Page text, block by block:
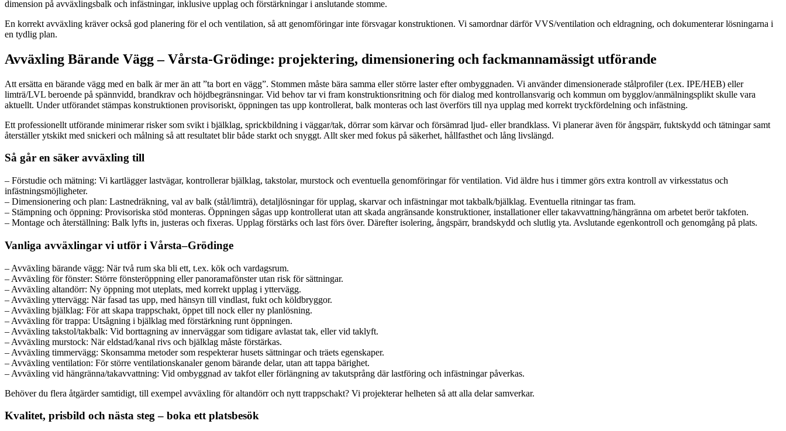
dimension på avväxlingsbalk och infästningar, inklusive upplag och förstärkningar i anslutande stomme.
En korrekt avväxling kräver också god planering för el och ventilation, så att genomföringar inte försvagar konstruktionen. Vi samordnar därför VVS/ventilation och eldragning, och dokumenterar lösningarna i
en tydlig plan.
Avväxling Bärande Vägg – Vårsta-Grödinge: projektering, dimensionering och fackmannamässigt utförande
Att ersätta en bärande vägg med en balk är mer än att ”ta bort en vägg”. Stommen måste bära samma eller större laster efter ombyggnaden. Vi använder dimensionerade stålprofiler (t.ex. IPE/HEB) eller
limträ/LVL beroende på spännvidd, brandkrav och höjdbegränsningar. Vid behov tar vi fram konstruktionsritning och för dialog med kontrollansvarig och kommun om bygglov/anmälningsplikt skulle vara
aktuellt. Under utförandet stämpas konstruktionen provisoriskt, öppningen tas upp kontrollerat, balk monteras och last överförs till nya upplag med korrekt tryckfördelning och infästning.
Ett professionellt utförande minimerar risker som svikt i bjälklag, sprickbildning i väggar/tak, dörrar som kärvar och försämrad ljud- eller brandklass. Vi planerar även för ångspärr, fuktskydd och tätningar samt
återställer ytskikt med snickeri och målning så att resultatet blir både starkt och snyggt. Allt sker med fokus på säkerhet, hållfasthet och lång livslängd.
Så går en säker avväxling till
– Förstudie och mätning: Vi kartlägger lastvägar, kontrollerar bjälklag, takstolar, murstock och eventuella genomföringar för ventilation. Vid äldre hus i timmer görs extra kontroll av virkesstatus och
infästningsmöjligheter.
– Dimensionering och plan: Lastnedräkning, val av balk (stål/limträ), detaljlösningar för upplag, skarvar och infästningar mot takbalk/bjälklag. Eventuella ritningar tas fram.
– Stämpning och öppning: Provisoriska stöd monteras. Öppningen sågas upp kontrollerat utan att skada angränsande konstruktioner, installationer eller takavvattning/hängränna om arbetet berör takfoten.
– Montage och återställning: Balk lyfts in, justeras och fixeras. Upplag förstärks och last förs över. Därefter isolering, ångspärr, brandskydd och slutlig yta. Avslutande egenkontroll och genomgång på plats.
Vanliga avväxlingar vi utför i Vårsta–Grödinge
– Avväxling bärande vägg: När två rum ska bli ett, t.ex. kök och vardagsrum.
– Avväxling för fönster: Större fönsteröppning eller panoramafönster utan risk för sättningar.
– Avväxling altandörr: Ny öppning mot uteplats, med korrekt upplag i yttervägg.
– Avväxling yttervägg: När fasad tas upp, med hänsyn till vindlast, fukt och köldbryggor.
– Avväxling bjälklag: För att skapa trappschakt, öppet till nock eller ny planlösning.
– Avväxling för trappa: Utsågning i bjälklag med förstärkning runt öppningen.
– Avväxling takstol/takbalk: Vid borttagning av innerväggar som tidigare avlastat tak, eller vid taklyft.
– Avväxling murstock: När eldstad/kanal rivs och bjälklag måste förstärkas.
– Avväxling timmervägg: Skonsamma metoder som respekterar husets sättningar och träets egenskaper.
– Avväxling ventilation: För större ventilationskanaler genom bärande delar, utan att tappa bärighet.
– Avväxling vid hängränna/takavvattning: Vid ombyggnad av takfot eller förlängning av takutsprång där lastföring och infästningar påverkas.
Behöver du flera åtgärder samtidigt, till exempel avväxling för altandörr och nytt trappschakt? Vi projekterar helheten så att alla delar samverkar.
Kvalitet, prisbild och nästa steg – boka ett platsbesök